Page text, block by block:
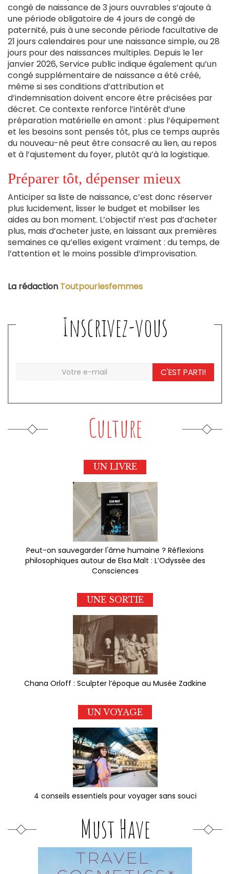
congé de naissance de 3 jours ouvrables s’ajoute à
une période obligatoire de 4 jours de congé de
paternité, puis à une seconde période facultative de
21 jours calendaires pour une naissance simple, ou 28
jours pour des naissances multiples. Depuis le 1er
janvier 2026, Service public indique également qu’un
congé supplémentaire de naissance a été créé,
même si ses conditions d’attribution et
d’indemnisation doivent encore être précisées par
décret. Ce contexte renforce l’intérêt d’une
préparation matérielle en amont : plus l’équipement
et les besoins sont pensés tôt, plus ce temps auprès
du nouveau-né peut être consacré au lien, au repos
et à l’ajustement du foyer, plutôt qu’à la logistique.
Préparer tôt, dépenser mieux
Anticiper sa liste de naissance, c’est donc réserver
plus lucidement, lisser le budget et mobiliser les
aides au bon moment. L’objectif n’est pas d’acheter
plus, mais d’acheter juste, en laissant aux premières
semaines ce qu’elles exigent vraiment : du temps, de
l’attention et le moins possible d’improvisation.
La rédaction Toutpourlesfemmes
Inscrivez-vous
C'EST PARTI!
Culture
UN LIVRE
Peut-on sauvegarder l'âme humaine ? Réflexions
philosophiques autour de Elsa Malt : L’Odyssée des
Consciences
UNE SORTIE
Chana Orloff : Sculpter l’époque au Musée Zadkine
UN VOYAGE
4 conseils essentiels pour voyager sans souci
Must Have